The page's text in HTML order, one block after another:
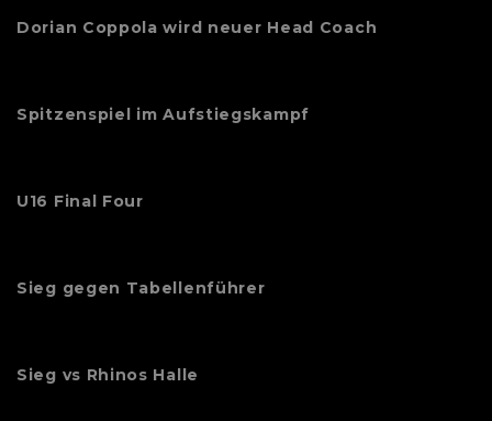
Dorian Coppola wird neuer Head Coach
Spitzenspiel im Aufstiegskampf
U16 Final Four
Sieg gegen Tabellenführer
Sieg vs Rhinos Halle